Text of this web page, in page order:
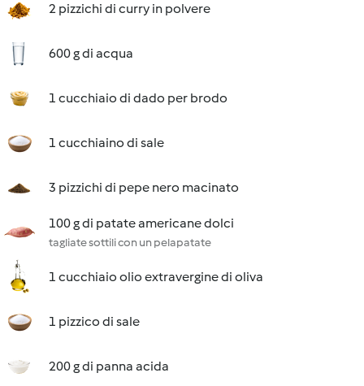
2 pizzichi di curry in polvere
600 g di acqua
1 cucchiaio di dado per brodo
1 cucchiaino di sale
3 pizzichi di pepe nero macinato
100 g di patate americane dolci
tagliate sottili con un pelapatate
1 cucchiaio olio extravergine di oliva
1 pizzico di sale
200 g di panna acida